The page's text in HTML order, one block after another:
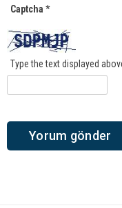
Captcha *
Type the text displayed